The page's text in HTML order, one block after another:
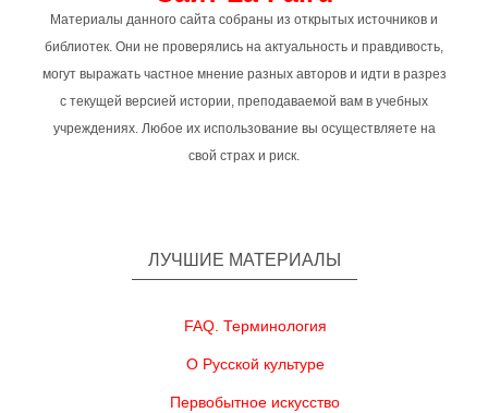
Материалы данного сайта собраны из открытых источников и
библиотек. Они не проверялись на актуальность и правдивость,
могут выражать частное мнение разных авторов и идти в разрез
с текущей версией истории, преподаваемой вам в учебных
учреждениях. Любое их использование вы осуществляете на
свой страх и риск.
ЛУЧШИЕ МАТЕРИАЛЫ
FAQ. Терминология
О Русской культуре
Первобытное искусство